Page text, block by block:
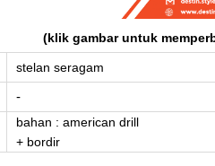
(klik gambar untuk
stelan seragam
-
bahan : american drill
+ bordir